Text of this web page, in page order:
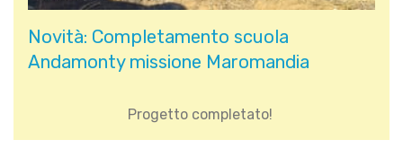
Novità: Completamento scuola
Andamonty missione Maromandia
Progetto completato!